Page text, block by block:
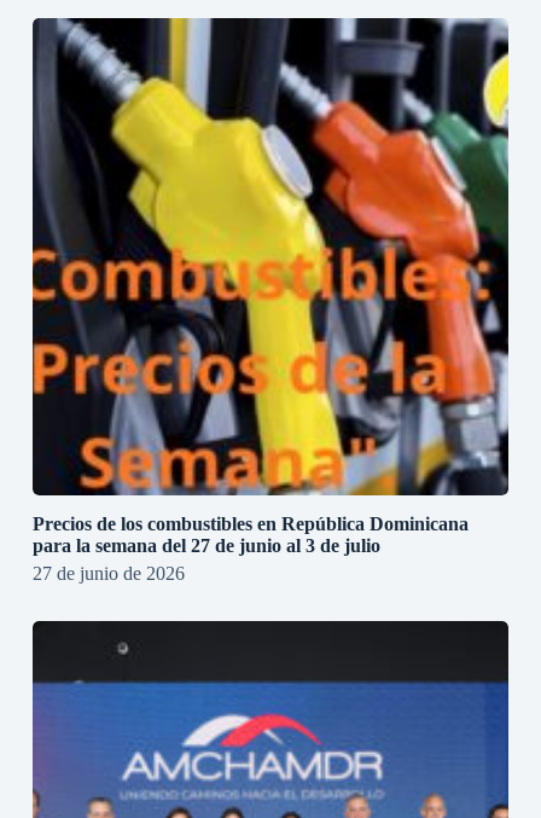
Precios de los combustibles en República Dominicana
para la semana del 27 de junio al 3 de julio
27 de junio de 2026